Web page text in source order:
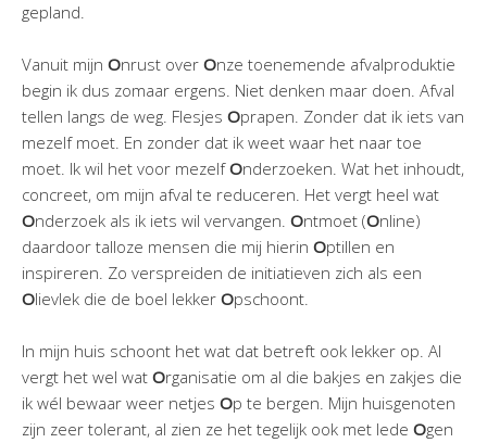
gepland.
Vanuit mijn Onrust over Onze toenemende afvalproduktie
begin ik dus zomaar ergens. Niet denken maar doen. Afval
tellen langs de weg. Flesjes Oprapen. Zonder dat ik iets van
mezelf moet. En zonder dat ik weet waar het naar toe
moet. Ik wil het voor mezelfOnderzoeken. Wat het inhoudt,
concreet, om mijn afval te reduceren. Het vergt heel wat
Onderzoek als ik iets wil vervangen. Ontmoet (Online)
daardoor talloze mensen die mij hierin Optillen en
inspireren. Zo verspreiden de initiatieven zich als een
Olievlek die de boel lekker Opschoont.
In mijn huis schoont het wat dat betreft ook lekker op. Al
vergt het wel wat Organisatie om al die bakjes en zakjes die
ik wél bewaar weer netjes Op te bergen. Mijn huisgenoten
zijn zeer tolerant, al zien ze het tegelijk ook met lede Ogen